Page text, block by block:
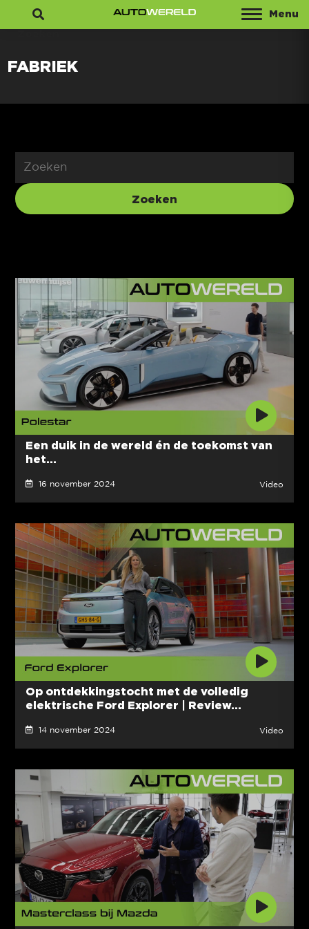
Menu
FABRIEK
Een duik in de wereld én de toekomst van
het...
16 november 2024 Video
Op ontdekkingstocht met de volledig
elektrische Ford Explorer | Review...
14 november 2024 Video